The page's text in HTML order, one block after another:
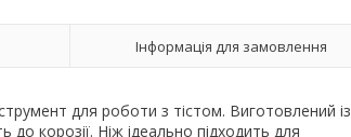
Інформація для замовлення
для роботи з тістом. Виготовлений із
до корозії. Ніж ідеально підходить для